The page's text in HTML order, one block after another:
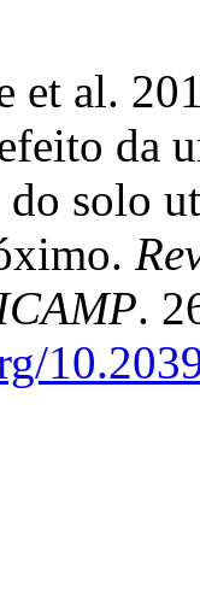
et al.
da
solo
.